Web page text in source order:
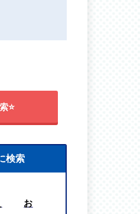
⭐
検索
お